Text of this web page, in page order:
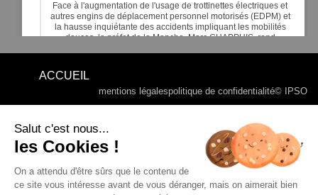
Face à l'augmentation de l'usage de trottinettes électriques et
autres engins de déplacement personnel motorisés (EDPM) et
la hausse inquiétante des accidents impliquant les mobilités
douces, le préfet de la Manche, Marc CHAPPUIS, rend
Voir sur Facebook · Partager
16 5 1
RALLYE DE BASSE NORMANDIE 2026 - ©MOTORSERIES -
ACCUEIL
mentions légalespolitique de confidentialité© IPSO
Salut c'est nous...
les Cookies !
On a attendu d'être sûrs que le contenu de
ce site vous intéresse avant de vous déranger, mais on aimerait bien